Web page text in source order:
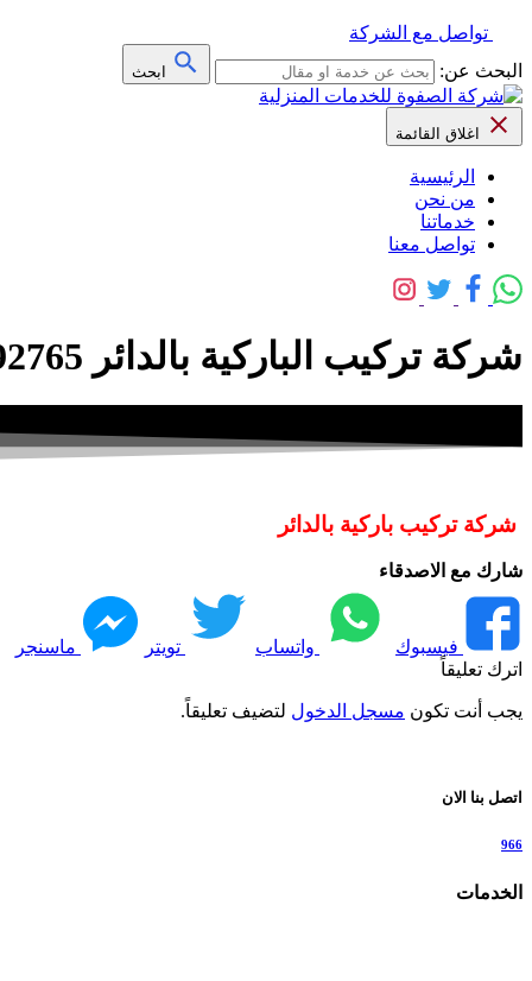
تواصل مع الشركة
البحث عن:
ابحث
اغلاق القائمة
الرئيسية
من نحن
خدماتنا
تواصل معنا
شركة تركيب الباركية بالدائر 0558592765 خشب – مشمع – بلاط
شركة تركيب باركية بالدائر
شارك مع الاصدقاء
فيسبوك واتساب تويتر ماسنجر
اترك تعليقاً
يجب أنت تكون مسجل الدخول لتضيف تعليقاً.
اتصل بنا الان
966
الخدمات